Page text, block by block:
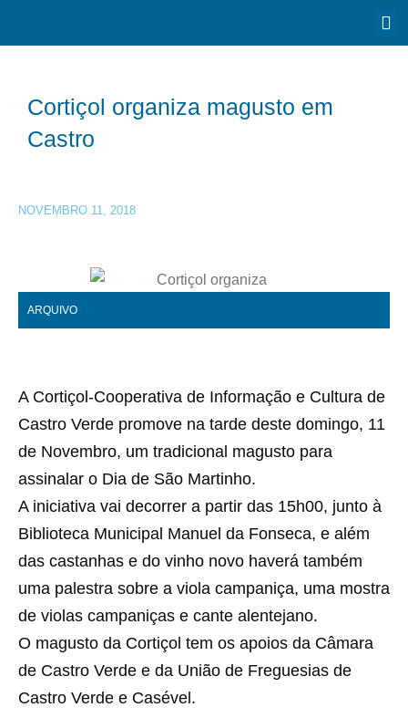
Cortiçol organiza magusto em
Castro
NOVEMBRO 11, 2018
ARQUIVO
A Cortiçol-Cooperativa de Informação e Cultura de
Castro Verde promove na tarde deste domingo, 11
de Novembro, um tradicional magusto para
assinalar o Dia de São Martinho.
A iniciativa vai decorrer a partir das 15h00, junto à
Biblioteca Municipal Manuel da Fonseca, e além
das castanhas e do vinho novo haverá também
uma palestra sobre a viola campaniça, uma mostra
de violas campaniças e cante alentejano.
O magusto da Cortiçol tem os apoios da Câmara
de Castro Verde e da União de Freguesias de
Castro Verde e Casével.